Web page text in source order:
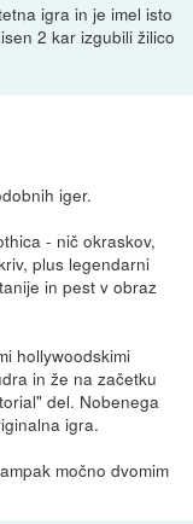
igra in je imel isto
2 kar izgubili žilico
iger.
- nič okraskov,
plus legendarni
in pest v obraz
hollywoodskimi
in že na začetku
del. Nobenega
igra.
močno dvomim